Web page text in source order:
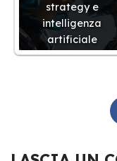
strategy e
intelligenza
artificiale